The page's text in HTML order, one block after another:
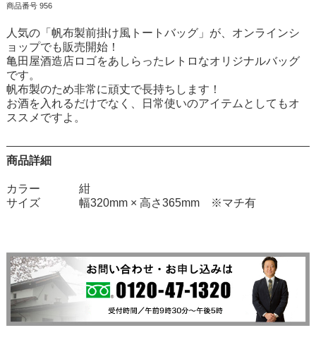
商品番号 956
人気の「帆布製前掛け風トートバッグ」が、オンラインシ
ョップでも販売開始！
亀田屋酒造店ロゴをあしらったレトロなオリジナルバッグ
です。
帆布製のため非常に頑丈で長持ちします！
お酒を入れるだけでなく、日常使いのアイテムとしてもオ
ススメですよ。
商品詳細
カラー
紺
サイズ
幅320mm × 高さ365mm ※マチ有